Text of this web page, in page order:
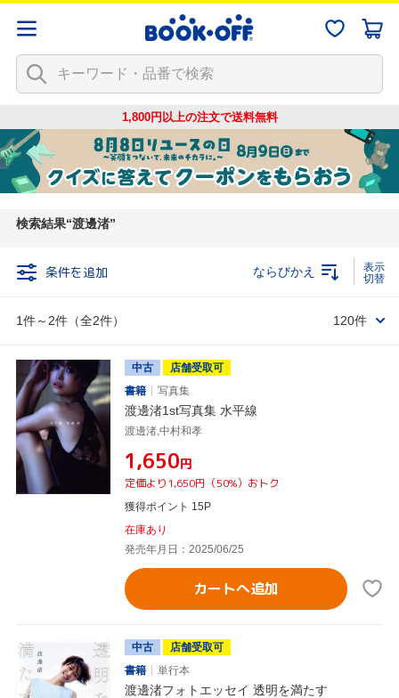
1,800円以上の注文で送料無料
検索結果 渡邊渚
条件を追加
1件～2件（全2件）
ならびかえ
120件
中古
店舗受取可
書籍
写真集
渡邊渚1st写真集 水平線
渡邊渚,中村和孝
¥1,650円
定価より1,650円（50%）おトク
獲得ポイント 15P
在庫あり
発売年月日：2025/06/25
カートへ追加
中古
店舗受取可
書籍
単行本
渡邊渚フォトエッセイ 透明を満たす